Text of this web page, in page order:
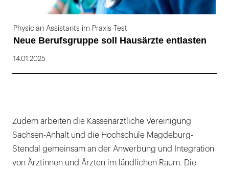
Physician Assistants im Praxis-Test
Neue Berufsgruppe soll Hausärzte entlasten
14.01.2025
Zudem arbeiten die Kassenärztliche Vereinigung
Sachsen-Anhalt und die Hochschule Magdeburg-
Stendal gemeinsam an der Anwerbung und Integration
von Ärztinnen und Ärzten im ländlichen Raum. Die